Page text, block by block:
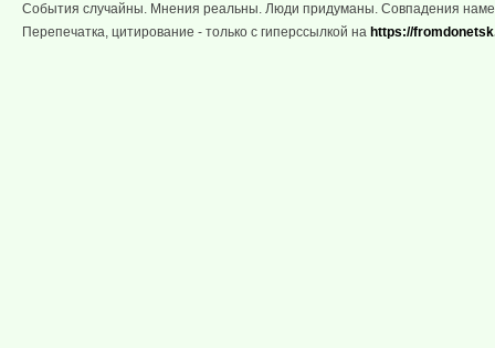
События случайны. Мнения реальны. Люди придуманы. Совпадения
Перепечатка, цитирование - только с гиперссылкой на https://